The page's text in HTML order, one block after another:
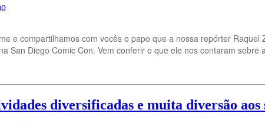
e compartilhamos com vocês o papo que a nossa repórter
San Diego Comic Con. Vem conferir o que ele nos contaram sobre
diversificadas e muita diversão aos